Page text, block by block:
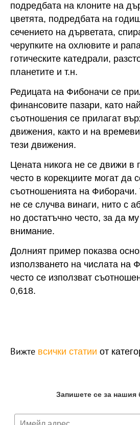
подредбата на клоните на
цветята, подредбата на
сечението на дърветата,
черупките на охлювите и
готическите катедрали,
планетите и т.н.
Редицата на Фибоначи се
финансовите пазари, като
съотношения се прилагат
движения, както и на
тези движения.
Цената никога не се движи в
често в корекциите могат да
съотношенията на Фиборачи.
не се случва винаги, нито с
но достатъчно често, за да
внимание.
Долният пример показва
използването на числата на
често се използват
0,618.
Вижте всички статии от